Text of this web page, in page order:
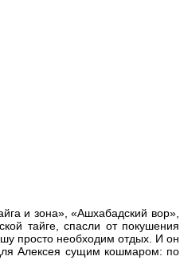
и зона», «Ашхабадский вор»,
тайге, спасли от покушения
просто необходим отдых. И он
для Алексея сущим кошмаром: по